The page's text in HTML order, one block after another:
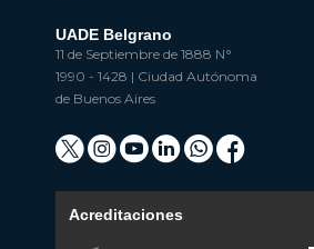
UADE Belgrano
11 de Septiembre de 1888 N°
1990 - 1428 | Ciudad Autónoma
de Buenos Aires
Acreditaciones